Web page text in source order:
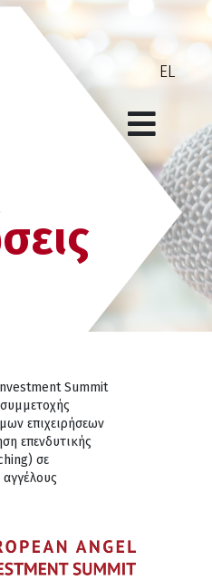
Summit
επιχειρήσεων
επενδυτικής
σε
αγγέλους